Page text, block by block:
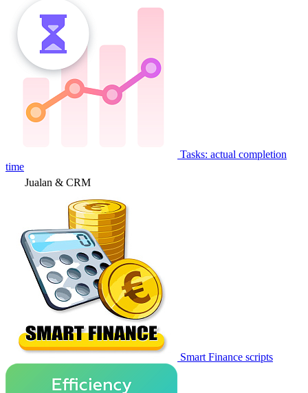
Tasks: actual completion
time
Jualan & CRM
Smart Finance scripts